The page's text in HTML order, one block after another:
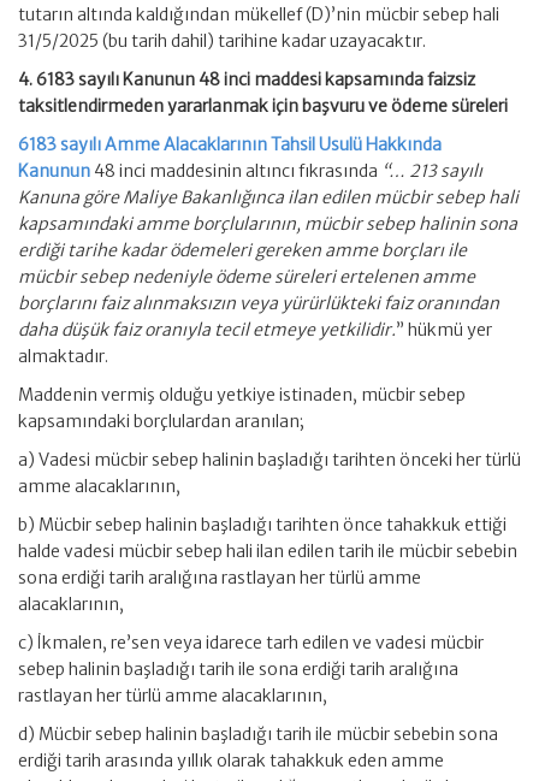
tutarın altında kaldığından mükellef (D)’nin mücbir sebep hali
31/5/2025 (bu tarih dahil) tarihine kadar uzayacaktır.
4.6183 sayılı Kanunun 48 inci maddesi kapsamında faizsiz
taksitlendirmeden yararlanmak için başvuru ve ödeme süreleri
6183 sayılı Amme Alacaklarının Tahsil Usulü Hakkında
Kanunun 48 inci maddesinin altıncı fıkrasında “… 213 sayılı
Kanuna göre Maliye Bakanlığınca ilan edilen mücbir sebep hali
kapsamındaki amme borçlularının, mücbir sebep halinin sona
erdiği tarihe kadar ödemeleri gereken amme borçları ile
mücbir sebep nedeniyle ödeme süreleri ertelenen amme
borçlarını faiz alınmaksızın veya yürürlükteki faiz oranından
daha düşük faiz oranıyla tecil etmeye yetkilidir.” hükmü yer
almaktadır.
Maddenin vermiş olduğu yetkiye istinaden, mücbir sebep
kapsamındaki borçlulardan aranılan;
a) Vadesi mücbir sebep halinin başladığı tarihten önceki her türlü
amme alacaklarının,
b) Mücbir sebep halinin başladığı tarihten önce tahakkuk ettiği
halde vadesi mücbir sebep hali ilan edilen tarih ile mücbir sebebin
sona erdiği tarih aralığına rastlayan her türlü amme
alacaklarının,
c) İkmalen, re’sen veya idarece tarh edilen ve vadesi mücbir
sebep halinin başladığı tarih ile sona erdiği tarih aralığına
rastlayan her türlü amme alacaklarının,
d) Mücbir sebep halinin başladığı tarih ile mücbir sebebin sona
erdiği tarih arasında yıllık olarak tahakkuk eden amme